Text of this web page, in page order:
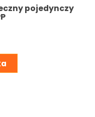
pojedynczy